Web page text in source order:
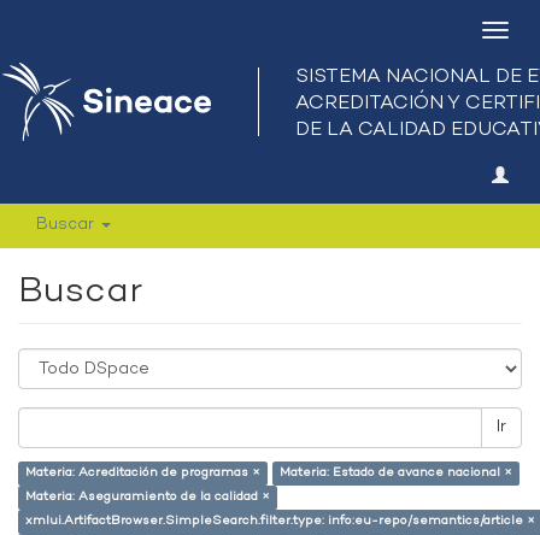
Buscar
Buscar
Ir
Materia: Acreditación de programas ×
Materia: Estado de avance nacional ×
Materia: Aseguramiento de la calidad ×
xmlui.ArtifactBrowser.SimpleSearch.filter.type: info:eu-repo/semantics/article ×